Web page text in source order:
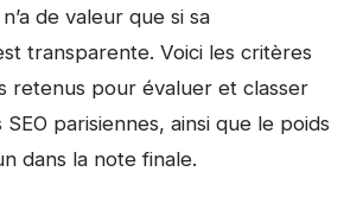
de valeur que si sa
transparente. Voici les critères
retenus pour évaluer et classer
SEO parisiennes, ainsi que le poids
dans la note finale.